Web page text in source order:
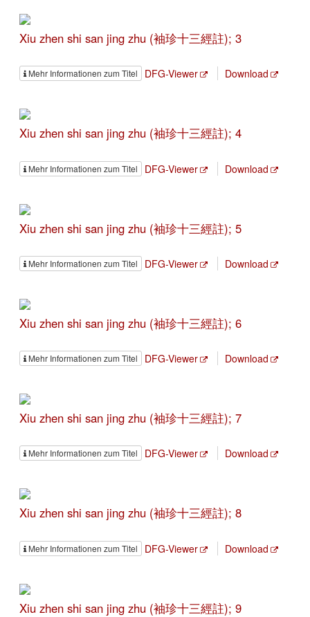
Xiu zhen shi san jing zhu (袖珍十三經註); 3
Mehr Informationen zum Titel DFG-Viewer Download
Xiu zhen shi san jing zhu (袖珍十三經註); 4
Mehr Informationen zum Titel DFG-Viewer Download
Xiu zhen shi san jing zhu (袖珍十三經註); 5
Mehr Informationen zum Titel DFG-Viewer Download
Xiu zhen shi san jing zhu (袖珍十三經註); 6
Mehr Informationen zum Titel DFG-Viewer Download
Xiu zhen shi san jing zhu (袖珍十三經註); 7
Mehr Informationen zum Titel DFG-Viewer Download
Xiu zhen shi san jing zhu (袖珍十三經註); 8
Mehr Informationen zum Titel DFG-Viewer Download
Xiu zhen shi san jing zhu (袖珍十三經註); 9